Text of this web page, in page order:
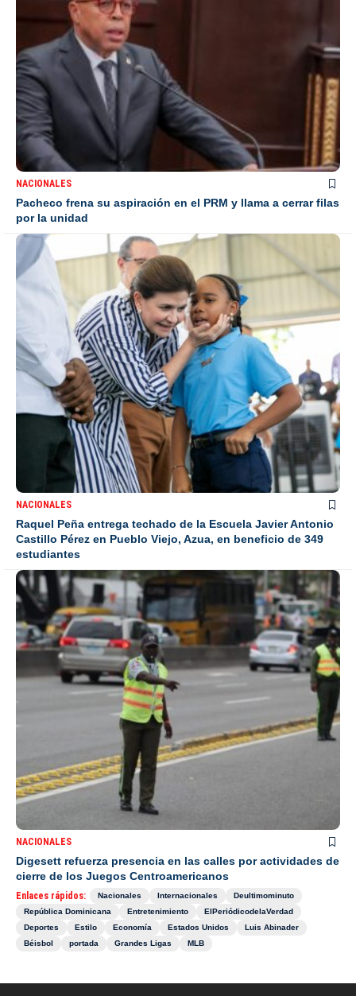
NACIONALES
Pacheco frena su aspiración en el PRM y llama a cerrar filas
por la unidad
NACIONALES
Raquel Peña entrega techado de la Escuela Javier Antonio
Castillo Pérez en Pueblo Viejo, Azua, en beneficio de 349
estudiantes
NACIONALES
Digesett refuerza presencia en las calles por actividades de
cierre de los Juegos Centroamericanos
Enlaces rápidos: Nacionales Internacionales
Deultimominuto
República Dominicana
Entretenimiento
ElPeriódicodelaVerdad
Deportes
Estilo Economía Estados Unidos
Luis Abinader
Béisbol
portada Grandes Ligas MLB